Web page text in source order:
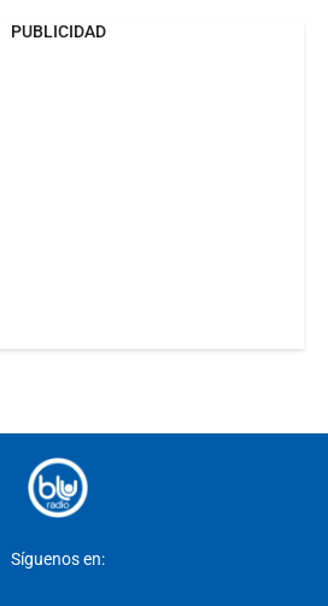
PUBLICIDAD
Síguenos en: